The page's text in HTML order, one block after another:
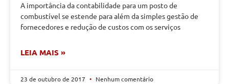
A importância da contabilidade para um posto de
combustível se estende para além da simples gestão de
fornecedores e redução de custos com os serviços
LEIA MAIS »
23 de outubro de 2017 Nenhum comentário